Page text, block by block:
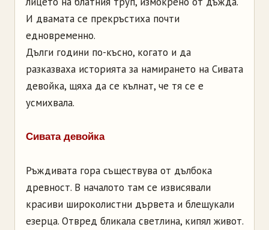
И двамата се прекръстиха почти
едновременно.
Дълги години по-късно, когато и да
разказваха историята за намирането на Сивата
девойка, щяха да се кълнат, че тя се е
усмихвала.
Сивата девойка
Ръждивата гора съществува от дълбока
древност. В началото там се извисявали
красиви широколистни дървета и блещукали
езерца. Отвред бликала светлина, кипял живот.